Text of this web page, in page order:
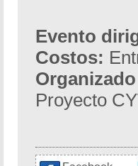
Evento
Costos:
Proyecto